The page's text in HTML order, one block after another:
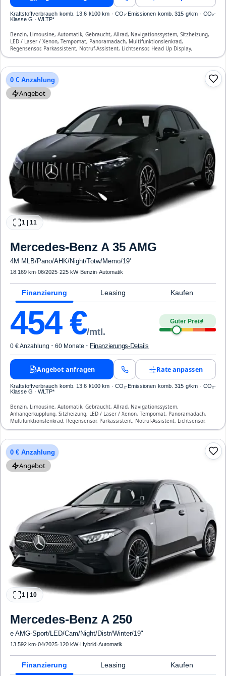
Kraftstoffverbrauch komb. 13,6 l/100 km · CO₂-Emissionen komb. 315 g/km · CO₂-
Klasse G · WLTP*
Benzin, Limousine, Automatik, Gebraucht, Allrad, Navigationssystem, Sitzheizung,
LED / Laser / Xenon, Tempomat, Panoramadach, Multifunktionslenkrad,
Regensensor, Parkassistent, Notruf-Assistent, Lichtsensor, Head Up Display,
Start/Stopp-Automatik, Bluetooth, Freisprecheinrichtung, Verkehrszeichen-
0 € Anzahlung
Angebot
1 11
Mercedes-Benz A 35 AMG
4M MLB/Pano/AHK/Night/Totw/Memo/19'
18.169 km·06/2025·225 kW· Benzin·Automatik
Finanzierung Leasing Kaufen
454€/mtl.
Guter Preis4
0 € Anzahlung · 60 Monate · Finanzierungs-Details
Angebot anfragen Rate anpassen
Kraftstoffverbrauch komb. 13,6 l/100 km · CO₂-Emissionen komb. 315 g/km · CO₂-
Klasse G · WLTP*
Benzin, Limousine, Automatik, Gebraucht, Allrad, Navigationssystem,
Anhängerkupplung, Sitzheizung, LED / Laser / Xenon, Tempomat, Panoramadach,
Multifunktionslenkrad, Regensensor, Parkassistent, Notruf-Assistent, Lichtsensor,
Start/Stopp-Automatik, Bluetooth, Freisprecheinrichtung, Verkehrszeichen-
0 € Anzahlung
Angebot
1 10
Mercedes-Benz A 250
e AMG-Sport/LED/Cam/Night/Distr/Winter/19"
13.592 km·04/2025· 120 kW· Hybrid·Automatik
Finanzierung Leasing Kaufen